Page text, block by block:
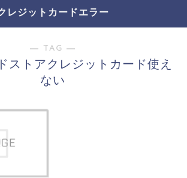
レジットカードエラー
― TAG ―
ストアクレジットカード使え
ない